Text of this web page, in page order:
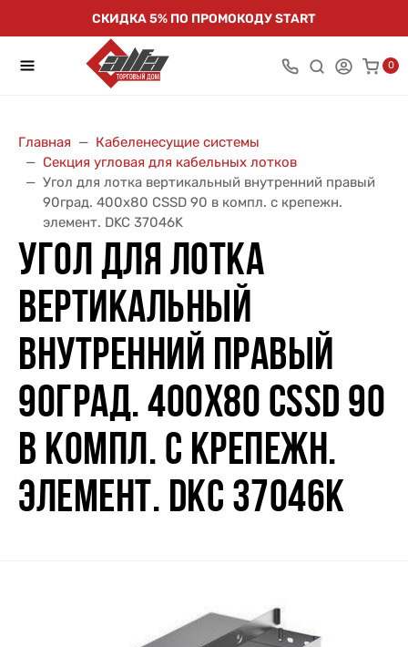
СКИДКА 5% ПО ПРОМОКОДУ START
0
Главная
Кабеленесущие системы
Секция угловая для кабельных лотков
Угол для лотка вертикальный внутренний правый
90град. 400х80 CSSD 90 в компл. с крепежн.
элемент. DKC 37046K
УГОЛ ДЛЯ ЛОТКА
ВЕРТИКАЛЬНЫЙ
ВНУТРЕННИЙ ПРАВЫЙ
90ГРАД. 400Х80 CSSD 90
В КОМПЛ. С КРЕПЕЖН.
ЭЛЕМЕНТ. DKC 37046K